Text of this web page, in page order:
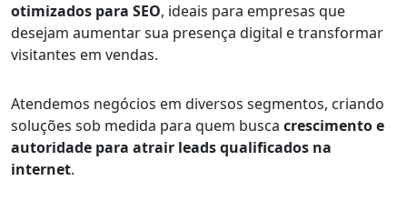
otimizados para SEO, ideais para empresas que
desejam aumentar sua presença digital e transformar
visitantes em vendas.
Atendemos negócios em diversos segmentos, criando
soluções sob medida para quem busca crescimento e
autoridade para atrair leads qualificados na
internet.